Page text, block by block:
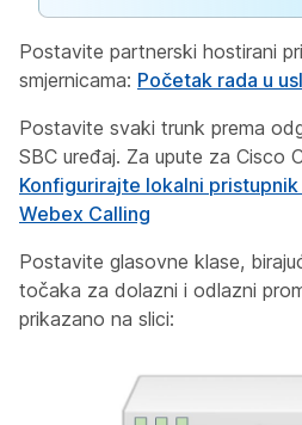
Postavite partnerski hostirani
smjernicama: Početak rada u
Postavite svaki trunk prema
SBC uređaj. Za upute za Cisco
Konfigurirajte lokalni pristupnik
Webex Calling
Postavite glasovne klase,
točaka za dolazni i odlazni
prikazano na slici: